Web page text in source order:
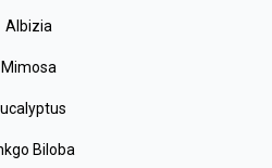
Albizia
Mimosa
Biloba